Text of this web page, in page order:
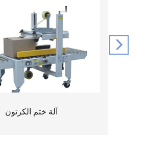
آلة تعبئة الأكياس